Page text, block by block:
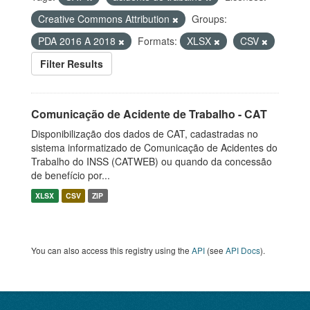
Creative Commons Attribution
Groups:
PDA 2016 A 2018
Formats: XLSX
CSV
Filter Results
Comunicação de Acidente de Trabalho - CAT
Disponibilização dos dados de CAT, cadastradas no
sistema informatizado de Comunicação de Acidentes do
Trabalho do INSS (CATWEB) ou quando da concessão
de benefício por...
XLSX CSV ZIP
You can also access this registry using the API (see API Docs).